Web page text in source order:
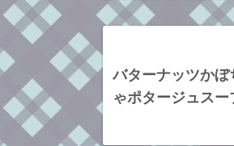
バターナッツか
ゃポタージュスー